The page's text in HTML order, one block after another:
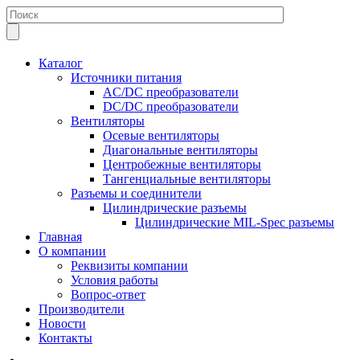
Каталог
Источники питания
AC/DC преобразователи
DC/DC преобразователи
Вентиляторы
Осевые вентиляторы
Диагональные вентиляторы
Центробежные вентиляторы
Тангенциальные вентиляторы
Разъемы и соединители
Цилиндрические разъемы
Цилиндрические MIL-Spec разъемы
Главная
О компании
Реквизиты компании
Условия работы
Вопрос-ответ
Производители
Новости
Контакты